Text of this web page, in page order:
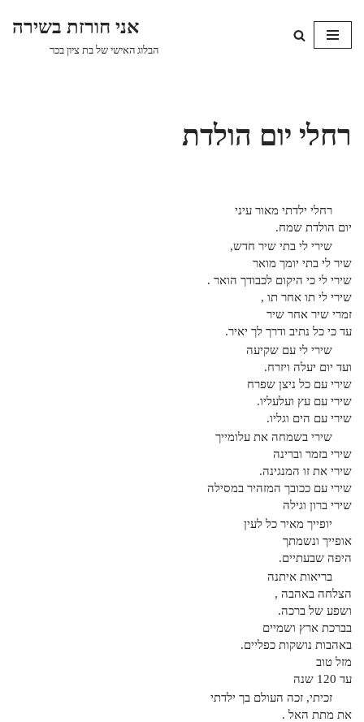
Skip
אני חורזת בשירה
הבלוג האישי של בת ציון בכר
רחלי יום הולדת
רחלי ילדתי מאור עיני
יום הולדת שמח.
שירי לי בתי שיר חדש,
שיר לי בתי יומך מואר
שירי לי כי היקום לכבודך הואר .
שירי לי תו אחר תו ,
זמרי שיר אחר שיר
עד כי כל נתיב ודרך לך יאיר.
שירי לי עם שקיעה
ועד יום יעלה ויזרח.
שירי עם כל ניצן שפרח
שירי עם עץ ועלעליו.
שירי עם הים וגליו.
שירי בשמחה את עלומייך
שירי בזמר וברינה
שירי את זו המנגינה.
שירי עם ככובך המזהיר במסילה
שירי ברון וגילה
יופייך מאיר כל לעין
אופייך ונשמתך
היפה שבעתיים.
בריאות איתנה
הצלחה באהבה ,
ושפע של ברכה.
בברכת ארץ ושמיים
באהבות נושקות כפליים.
מזל טוב
עד 120 שנה
זכיתי, זכה העולם בך ילדתי
את מתת האל .